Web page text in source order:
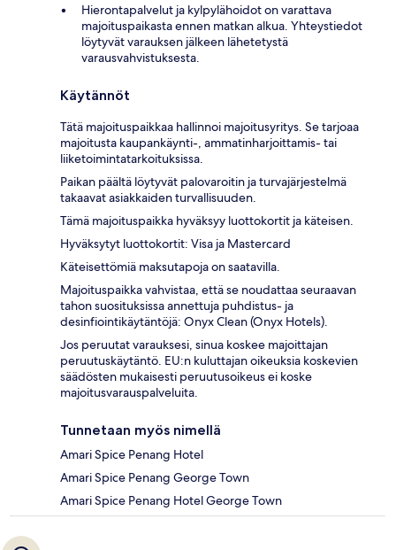
Hierontapalvelut ja kylpylähoidot on varattava
majoituspaikasta ennen matkan alkua. Yhteystiedot
löytyvät varauksen jälkeen lähetetystä
varausvahvistuksesta.
Käytännöt
Tätä majoituspaikkaa hallinnoi majoitusyritys. Se tarjoaa
majoitusta kaupankäynti-, ammatinharjoittamis- tai
liiketoimintatarkoituksissa.
Paikan päältä löytyvät palovaroitin ja turvajärjestelmä
takaavat asiakkaiden turvallisuuden.
Tämä majoituspaikka hyväksyy luottokortit ja käteisen.
Hyväksytyt luottokortit: Visa ja Mastercard
Käteisettömiä maksutapoja on saatavilla.
Majoituspaikka vahvistaa, että se noudattaa seuraavan
tahon suosituksissa annettuja puhdistus- ja
desinfiointikäytäntöjä: Onyx Clean (Onyx Hotels).
Jos peruutat varauksesi, sinua koskee majoittajan
peruutuskäytäntö. EU:n kuluttajan oikeuksia koskevien
säädösten mukaisesti peruutusoikeus ei koske
majoitusvarauspalveluita.
Tunnetaan myös nimellä
Amari Spice Penang Hotel
Amari Spice Penang George Town
Amari Spice Penang Hotel George Town